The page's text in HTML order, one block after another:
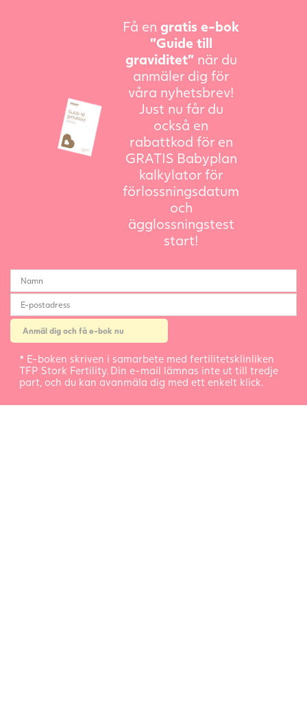
Få en gratis e-bok
”Guide till
graviditet”när du
anmäler dig för
våra nyhetsbrev!
Just nu får du
också en
rabattkod för en
GRATIS Babyplan
kalkylator för
förlossningsdatum
och
ägglossningstest
start!
* E-boken skriven i samarbete med fertilitetsklinliken
TFP Stork Fertility. Din e-mail lämnas inte ut till tredje
part, och du kan avanmäla dig med ett enkelt klick.